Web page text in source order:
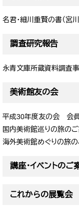
名君・細川重賢の書（宮川
調査研究報告
永青文庫所蔵資料調査事
美術館友の会
平成30年度友の会 会員
国内美術館巡りの旅の
海外美術館めぐりの旅
講座・イベントのご
これからの展覧会